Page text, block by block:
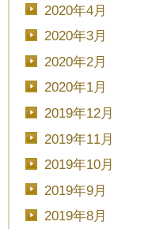
2020年4月
2020年3月
2020年2月
2020年1月
2019年12月
2019年11月
2019年10月
2019年9月
2019年8月